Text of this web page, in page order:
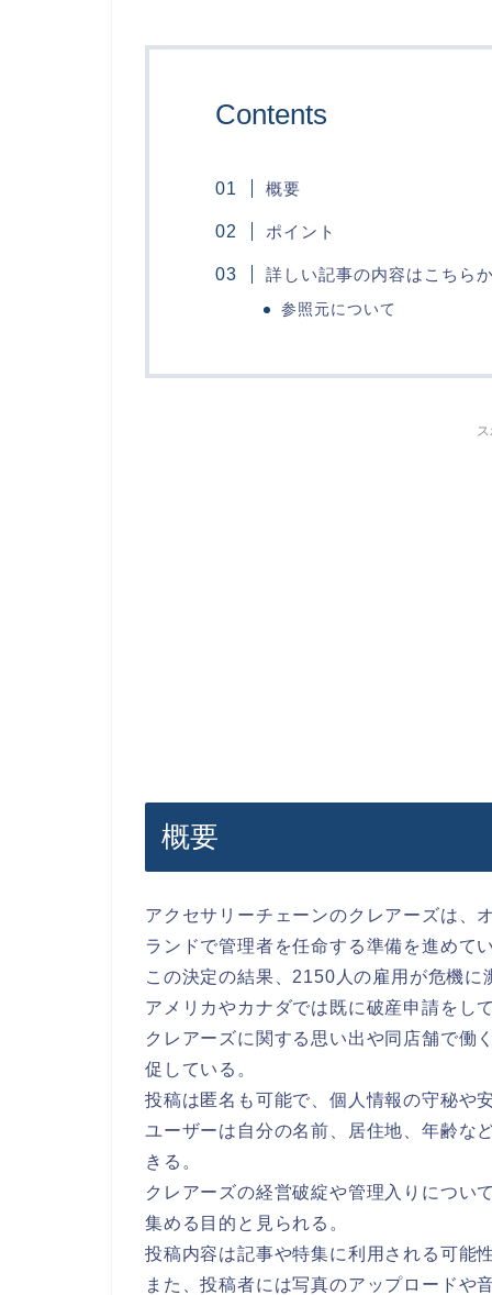
Contents
概要
ポイント
詳しい記事の内容はこちら
参照元について
概要
アクセサリーチェーンのクレアーズは、
ランドで管理者を任命する準備を進めて
この決定の結果、2150人の雇用が危機に
アメリカやカナダでは既に破産申請をし
クレアーズに関する思い出や同店舗で働
促している。
投稿は匿名も可能で、個人情報の守秘や
ユーザーは自分の名前、居住地、年齢な
きる。
クレアーズの経営破綻や管理入りについ
集める目的と見られる。
投稿内容は記事や特集に利用される可能
また、投稿者には写真のアップロードや